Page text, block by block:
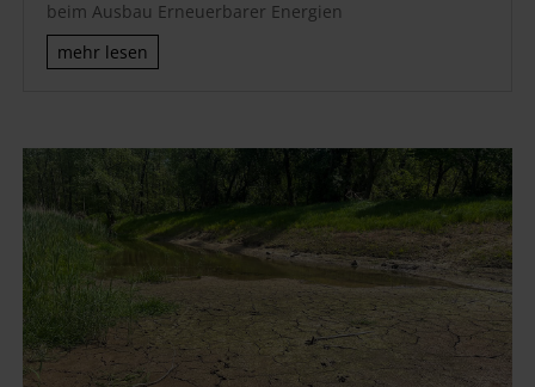
beim Ausbau Erneuerbarer Energien
mehr lesen